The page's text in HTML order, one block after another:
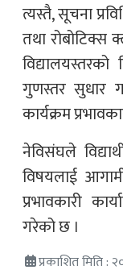
त्यस्तै, सूचना
तथा रोबोटिक्स
विद्यालयस्तरको
गुणस्तर सुधार
कार्यक्रम
नेविसंघले
विषयलाई
प्रभावकारी
गरेको छ ।
प्रकाशित मिति :